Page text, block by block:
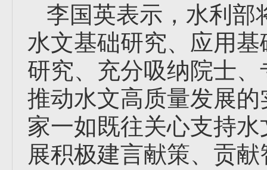
李国英表示，水利部
水文基础研究、应用
研究、充分吸纳院士
推动水文高质量发展
家一如既往关心支持
展积极建言献策、贡